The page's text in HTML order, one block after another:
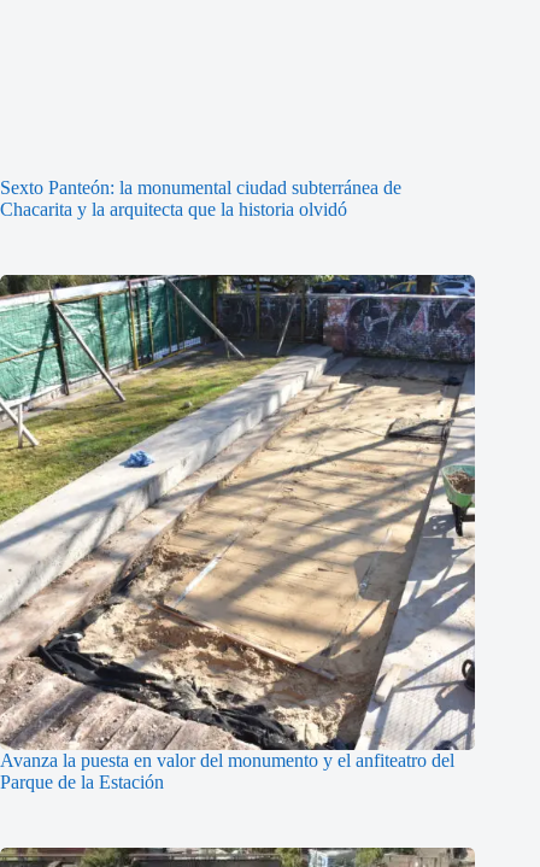
Sexto Panteón: la monumental ciudad subterránea de
Chacarita y la arquitecta que la historia olvidó
Avanza la puesta en valor del monumento y el anfiteatro del
Parque de la Estación